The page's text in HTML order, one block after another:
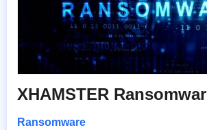
XHAMSTER
Ransomware